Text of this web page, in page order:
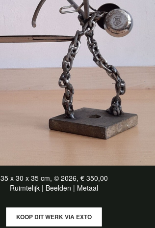
35 x 30 x 35 cm, © 2026, € 350,00
Ruimtelijk | Beelden | Metaal
KOOP DIT WERK VIA EXTO